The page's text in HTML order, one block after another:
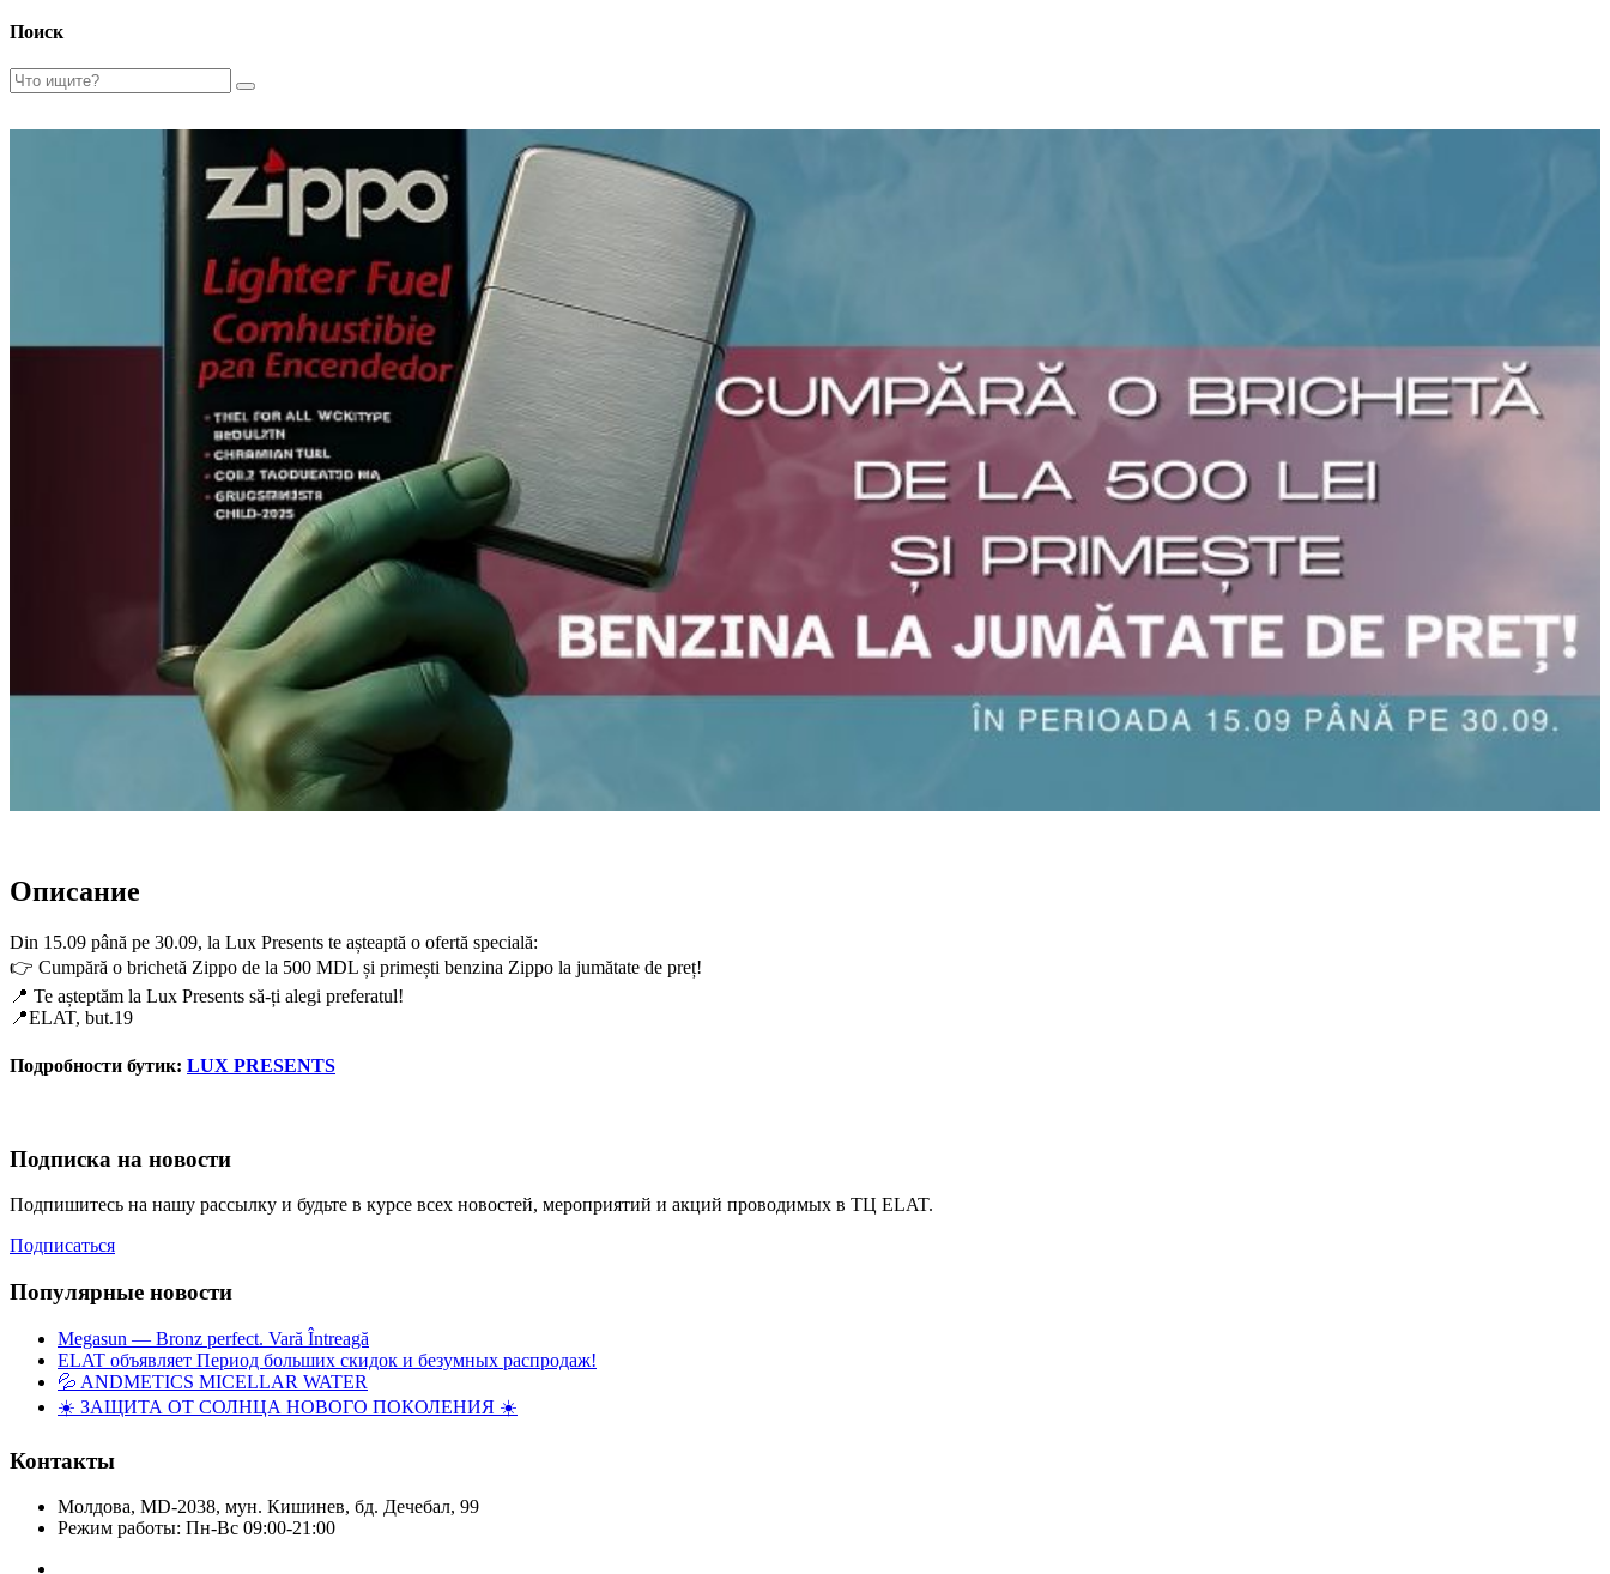
Поиск
Описание
Din 15.09 până pe 30.09, la Lux Presents te așteaptă o ofertă specială:
👉 Cumpără o brichetă Zippo de la 500 MDL și primești benzina Zippo la jumătate de preț!
📍 Te așteptăm la Lux Presents să-ți alegi preferatul!
📍ELAT, but.19
Подробности бутик: LUX PRESENTS
Подписка на новости
Подпишитесь на нашу рассылку и будьте в курсе всех новостей, мероприятий и акций проводимых в ТЦ ELAT.
Подписаться
Популярные новости
Megasun — Bronz perfect. Vară Întreagă
ELAT объявляет Период больших скидок и безумных распродаж!
💦 ANDMETICS MICELLAR WATER
☀️ ЗАЩИТА ОТ СОЛНЦА НОВОГО ПОКОЛЕНИЯ ☀️
Контакты
Молдова, MD-2038, мун. Кишинев, бд. Дечебал, 99
Режим работы: Пн-Вс 09:00-21:00